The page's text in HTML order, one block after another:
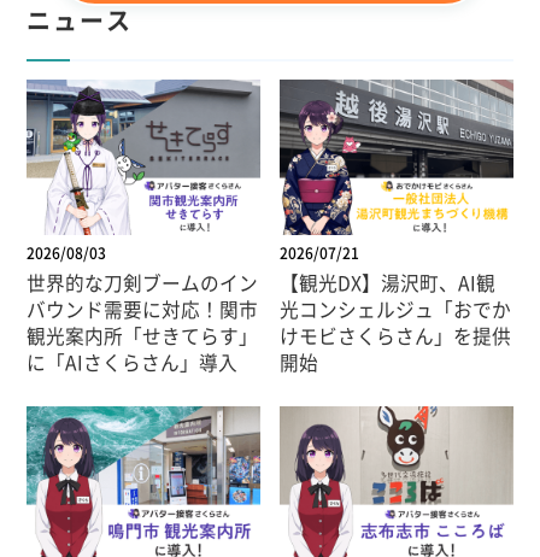
ニュース
2026/08/03
世界的な刀剣ブームのイン
バウンド需要に対応！関市
観光案内所「せきてらす」
に「AIさくらさん」導入
2026/07/21
【観光DX】湯沢町、AI観
光コンシェルジュ「おでか
けモビさくらさん」を提供
開始